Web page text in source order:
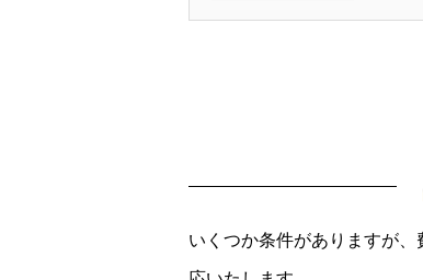
いくつか条件がありますが